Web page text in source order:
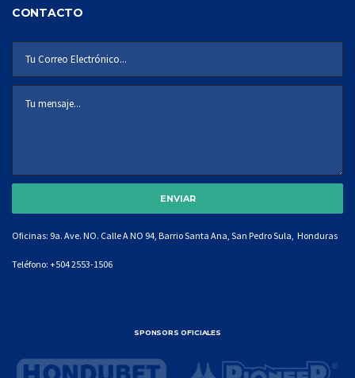
CONTACTO
Oficinas: 9a. Ave. NO. Calle A NO 94, Barrio Santa Ana, San Pedro Sula, Honduras
Teléfono: +504 2553-1506
SPONSORS OFICIALES